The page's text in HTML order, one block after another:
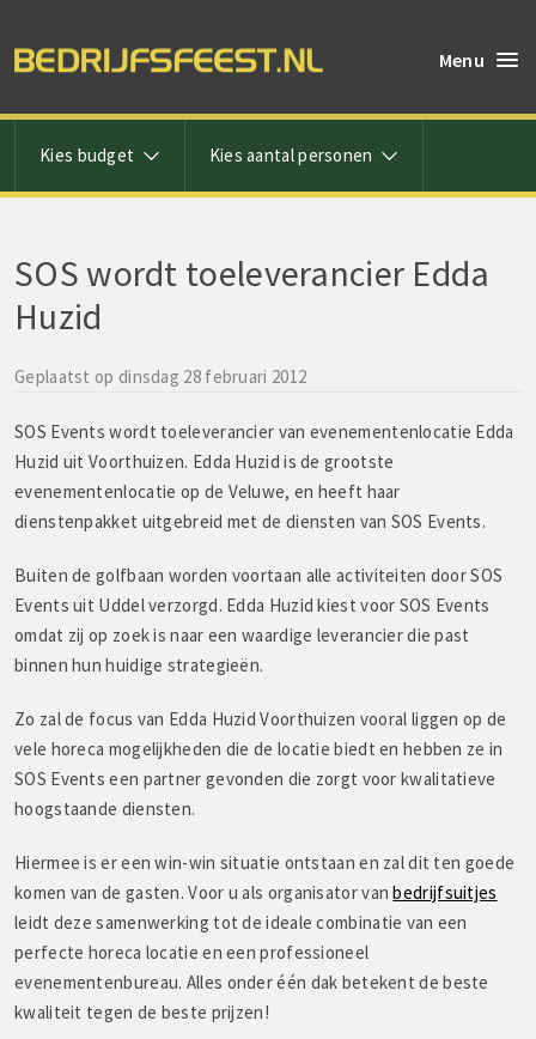
Menu
Kies budget Kies aantal personen
SOS wordt toeleverancier Edda
Huzid
Geplaatst op dinsdag 28 februari 2012
SOS Events wordt toeleverancier van evenementenlocatie Edda
Huzid uit Voorthuizen. Edda Huzid is de grootste
evenementenlocatie op de Veluwe, en heeft haar
dienstenpakket uitgebreid met de diensten van SOS Events.
Buiten de golfbaan worden voortaan alle activiteiten door SOS
Events uit Uddel verzorgd. Edda Huzid kiest voor SOS Events
omdat zij op zoek is naar een waardige leverancier die past
binnen hun huidige strategieën.
Zo zal de focus van Edda Huzid Voorthuizen vooral liggen op de
vele horeca mogelijkheden die de locatie biedt en hebben ze in
SOS Events een partner gevonden die zorgt voor kwalitatieve
hoogstaande diensten.
Hiermee is er een win-win situatie ontstaan en zal dit ten goede
komen van de gasten. Voor u als organisator vanbedrijfsuitjes
leidt deze samenwerking tot de ideale combinatie van een
perfecte horeca locatie en een professioneel
evenementenbureau. Alles onder één dak betekent de beste
kwaliteit tegen de beste prijzen!